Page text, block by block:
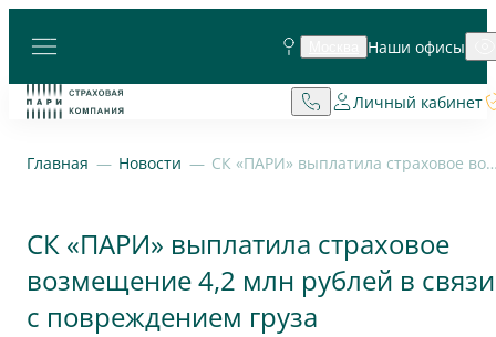
Наши офисы
Личный кабинет
Главная Новости СК «ПАРИ» выплатила страховое возмещение
СК «ПАРИ» выплатила страховое
возмещение 4,2 млн рублей в связи
с повреждением груза